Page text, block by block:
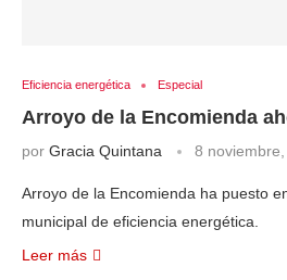
Eficiencia energética Especial
Arroyo de la Encomienda
por Gracia Quintana 8
Arroyo de la Encomienda ha puesto
municipal de eficiencia energética.
Leer más